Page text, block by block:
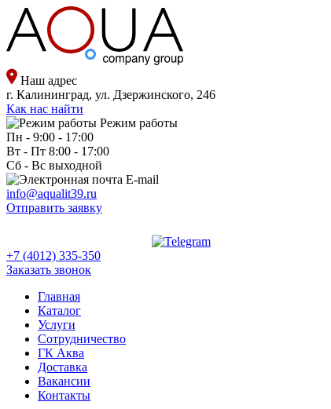
Наш адрес
г. Калининград, ул. Дзержинского, 246
Как нас найти
Режим работы
Пн - 9:00 - 17:00
Вт - Пт 8:00 - 17:00
Сб - Вс выходной
E-mail
info@aqualit39.ru
Отправить заявку
+7 (4012) 335-350
Заказать звонок
Главная
Каталог
Услуги
Сотрудничество
ГК Аква
Доставка
Вакансии
Контакты